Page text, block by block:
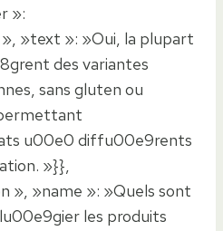
»:
»text »: »Oui, la plupart
des variantes
sans gluten ou
u00e0 diffu00e9rents
»}},
», »name »: »Quels sont
les produits